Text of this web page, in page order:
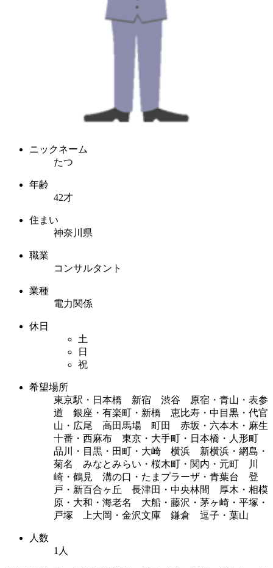
ニックネーム
たつ
年齢
42才
住まい
神奈川県
職業
コンサルタント
業種
電力関係
休日
土
日
祝
希望場所
東京駅・日本橋 新宿 渋谷 原宿・青山・表参
道 銀座・有楽町・新橋 恵比寿・中目黒・代官
山・広尾 高田馬場 町田 赤坂・六本木・麻生
十番・西麻布 東京・大手町・日本橋・人形町
品川・目黒・田町・大崎 横浜 新横浜・網島・
菊名 みなとみらい・桜木町・関内・元町 川
崎・鶴見 溝の口・たまプラーザ・青葉台 登
戸・新百合ヶ丘 長津田・中央林間 厚木・相模
原・大和・海老名 大船・藤沢・茅ヶ崎・平塚・
戸塚 上大岡・金沢文庫 鎌倉 逗子・葉山
人数
1人